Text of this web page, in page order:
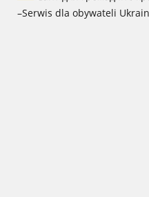
–Serwis dla obywateli